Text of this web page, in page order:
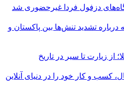
دزفول فردا غیرحضوری شد
درباره تشدید تنش‌ها بین پاکستان و
از زیارت تا سیر در تاریخ
کسب و کار خود را در دنیای آنلاین